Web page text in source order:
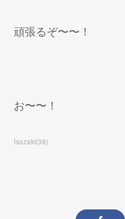
頑張るぞ〜〜！
お〜〜！
Isozaki(38)